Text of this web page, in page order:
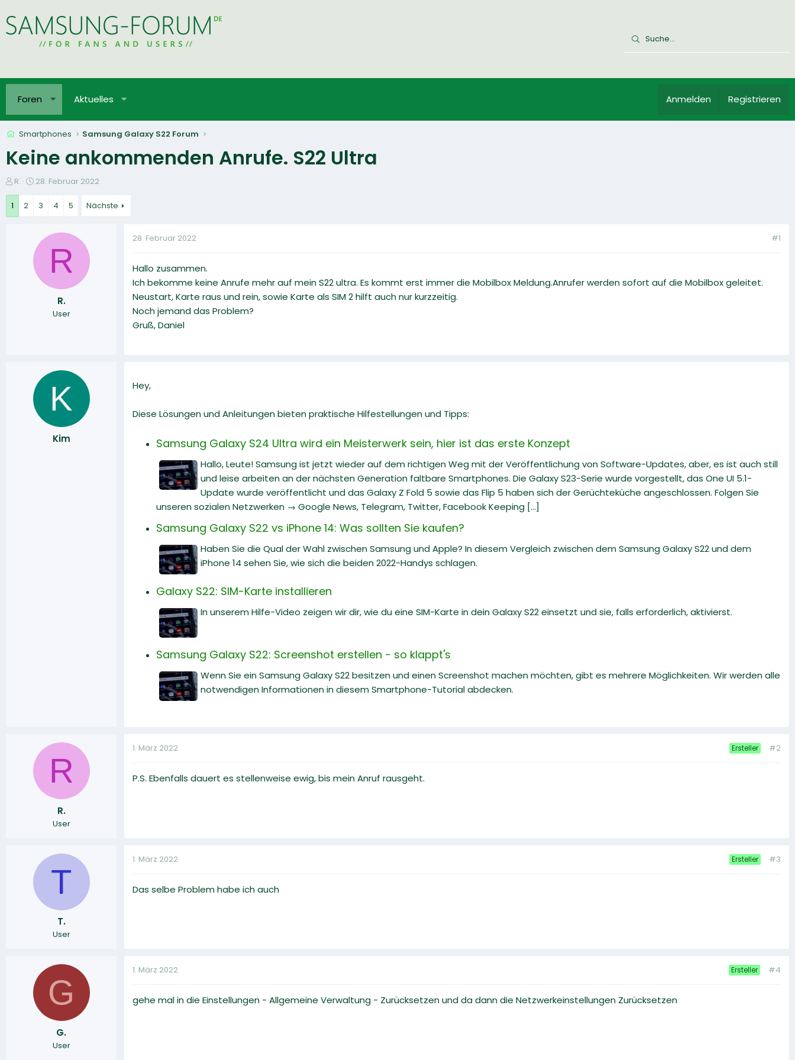
Foren Aktuelles Anmelden Registrieren
Smartphones Samsung Galaxy S22 Forum
Keine ankommenden Anrufe. S22 Ultra
E
r
t
R.
E
s
t
l
a
28. Februar 2022
1 2 3 4 5 Nächste
R
R.
User
28. Februar 2022 #1
Hallo zusammen.
Ich bekomme keine Anrufe mehr auf mein S22 ultra. Es kommt erst immer die Mobilbox Meldung.Anrufer werden sofort auf die Mobilbox geleitet.
Neustart, Karte raus und rein, sowie Karte als SIM 2 hilft auch nur kurzzeitig.
Noch jemand das Problem?
Gruß, Daniel
K
Kim
Hey,
Diese Lösungen und Anleitungen bieten praktische Hilfestellungen und Tipps:
Samsung Galaxy S24 Ultra wird ein Meisterwerk sein, hier ist das erste Konzept
Hallo, Leute! Samsung ist jetzt wieder auf dem richtigen Weg mit der Veröffentlichung von Software-Updates, aber, es ist auch still
und leise arbeiten an der nächsten Generation faltbare Smartphones. Die Galaxy S23-Serie wurde vorgestellt, das One UI 5.1-
Update wurde veröffentlicht und das Galaxy Z Fold 5 sowie das Flip 5 haben sich der Gerüchteküche angeschlossen. Folgen Sie
unseren sozialen Netzwerken → Google News, Telegram, Twitter, Facebook Keeping [...]
Samsung Galaxy S22 vs iPhone 14: Was sollten Sie kaufen?
Haben Sie die Qual der Wahl zwischen Samsung und Apple? In diesem Vergleich zwischen dem Samsung Galaxy S22 und dem
iPhone 14 sehen Sie, wie sich die beiden 2022-Handys schlagen.
Galaxy S22: SIM-Karte installieren
In unserem Hilfe-Video zeigen wir dir, wie du eine SIM-Karte in dein Galaxy S22 einsetzt und sie, falls erforderlich, aktivierst.
Samsung Galaxy S22: Screenshot erstellen - so klappt's
Wenn Sie ein Samsung Galaxy S22 besitzen und einen Screenshot machen möchten, gibt es mehrere Möglichkeiten. Wir werden alle
notwendigen Informationen in diesem Smartphone-Tutorial abdecken.
R
R.
User
1. März 2022 Ersteller #2
P.S. Ebenfalls dauert es stellenweise ewig, bis mein Anruf rausgeht.
T
T.
User
1. März 2022 Ersteller #3
Das selbe Problem habe ich auch
G
G.
User
1. März 2022 Ersteller #4
gehe mal in die Einstellungen - Allgemeine Verwaltung - Zurücksetzen und da dann die Netzwerkeinstellungen Zurücksetzen